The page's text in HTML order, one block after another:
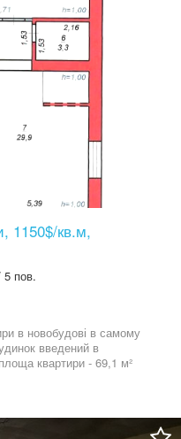
1150$/кв.м,
5 пов.
в новобудові в самому
введений в
квартири - 69,1 м²
вода, газ, електрика
житлові кімнати,
кладова та великий